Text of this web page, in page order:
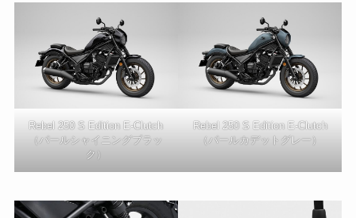
Rebel 250 S Edition E-Clutch
（パールシャイニングブラッ
ク）
Rebel 250 S Edition E-Clutch
（パールカデットグレー）